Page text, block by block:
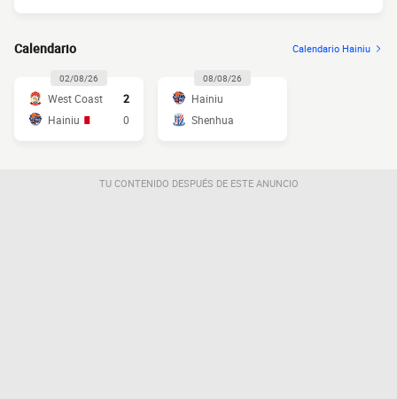
Calendario Calendario Hainiu
02/08/26
West Coast
2
Hainiu
0
08/08/26
Hainiu
Shenhua
TU CONTENIDO DESPUÉS DE ESTE ANUNCIO